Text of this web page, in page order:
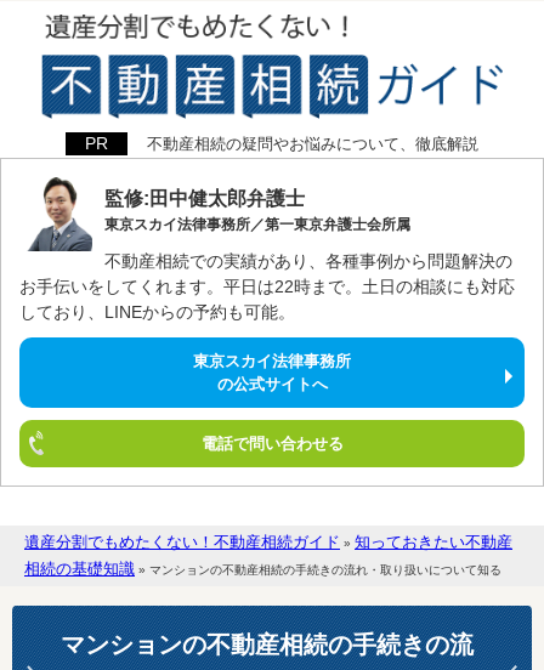
不動産相続の疑問やお悩みについて、徹底解説
監修:田中健太郎弁護士
東京スカイ法律事務所／第一東京弁護士会所属
不動産相続での実績があり、各種事例から問題解決の
お手伝いをしてくれます。平日は22時まで。土日の相談にも対応
しており、LINEからの予約も可能。
東京スカイ法律事務所
の公式サイトへ
電話で問い合わせる
遺産分割でもめたくない！不動産相続ガイド » 知っておきたい不動産
相続の基礎知識 » マンションの不動産相続の手続きの流れ・取り扱いについて知る
マンションの不動産相続の手続きの流